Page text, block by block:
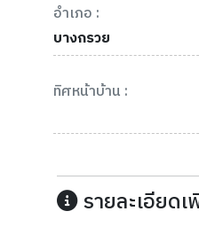
อำเภอ :
บางกรวย
ทิศหน้าบ้าน :
รายละเอียดเ